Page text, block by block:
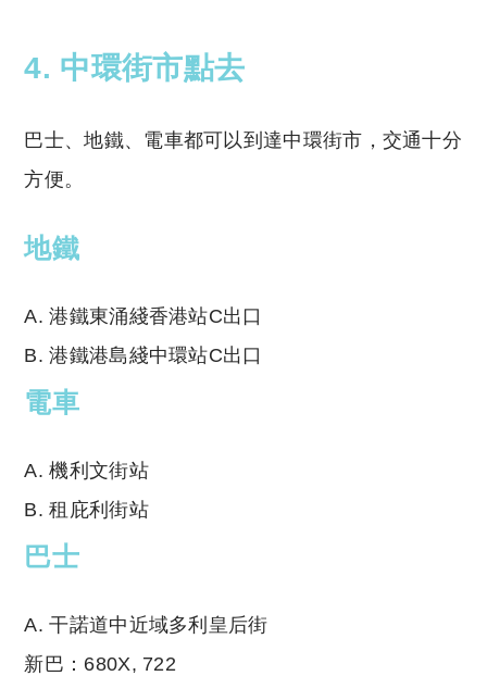
4. 中環街市點去
巴士、地鐵、電車都可以到達中環街市，交通十分
方便。
地鐵
A. 港鐵東涌綫香港站C出口
B. 港鐵港島綫中環站C出口
電車
A. 機利文街站
B. 租庇利街站
巴士
A. 干諾道中近域多利皇后街
新巴：680X, 722